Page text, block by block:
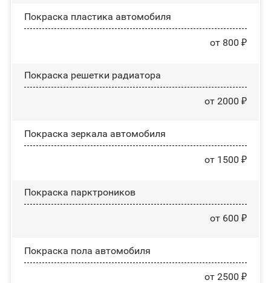
Покраска пластика автомобиля
от 800 ₽
Покраска решетки радиатора
от 2000 ₽
Покраска зеркала автомобиля
от 1500 ₽
Покраска парктроников
от 600 ₽
Покраска пола автомобиля
от 2500 ₽